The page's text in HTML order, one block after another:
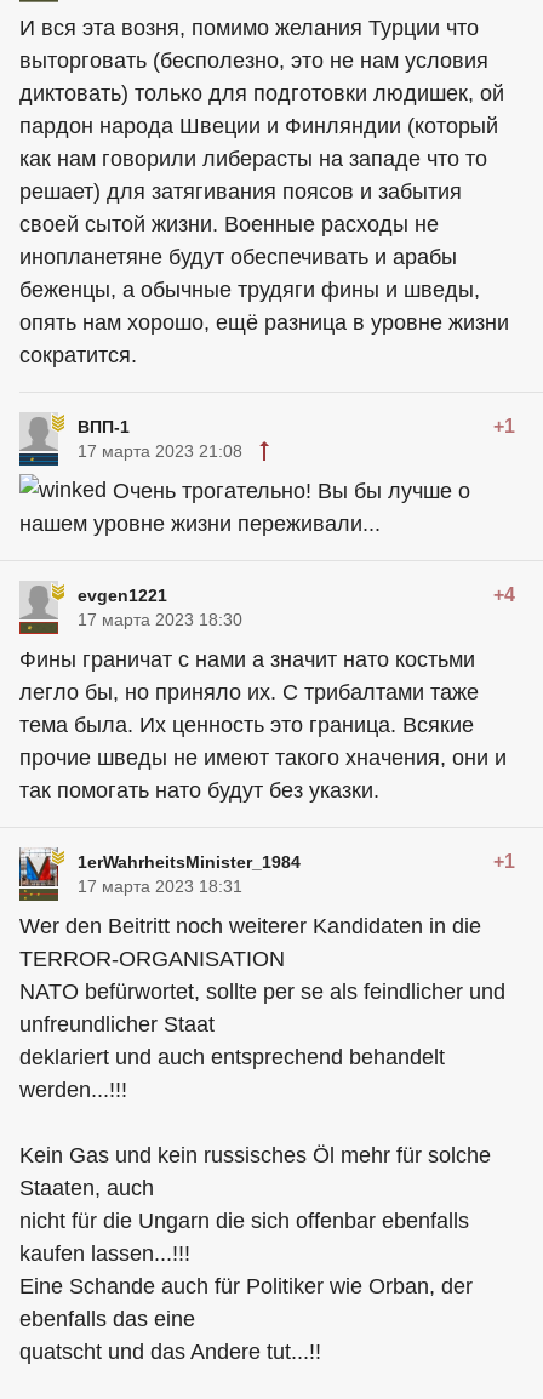
И вся эта возня, помимо желания Турции что
выторговать (бесполезно, это не нам условия
диктовать) только для подготовки людишек, ой
пардон народа Швеции и Финляндии (который
как нам говорили либерасты на западе что то
решает) для затягивания поясов и забытия
своей сытой жизни. Военные расходы не
инопланетяне будут обеспечивать и арабы
беженцы, а обычные трудяги фины и шведы,
опять нам хорошо, ещё разница в уровне жизни
сократится.
ВПП-1 +1
17 марта 2023 21:08
Очень трогательно! Вы бы лучше о
нашем уровне жизни переживали...
evgen1221 +4
17 марта 2023 18:30
Фины граничат с нами а значит нато костьми
легло бы, но приняло их. С трибалтами таже
тема была. Их ценность это граница. Всякие
прочие шведы не имеют такого хначения, они и
так помогать нато будут без указки.
1erWahrheitsMinister_1984 +1
17 марта 2023 18:31
Wer den Beitritt noch weiterer Kandidaten in die
TERROR-ORGANISATION
NATO befürwortet, sollte per se als feindlicher und
unfreundlicher Staat
deklariert und auch entsprechend behandelt
werden...!!!
Kein Gas und kein russisches Öl mehr für solche
Staaten, auch
nicht für die Ungarn die sich offenbar ebenfalls
kaufen lassen...!!!
Eine Schande auch für Politiker wie Orban, der
ebenfalls das eine
quatscht und das Andere tut...!!